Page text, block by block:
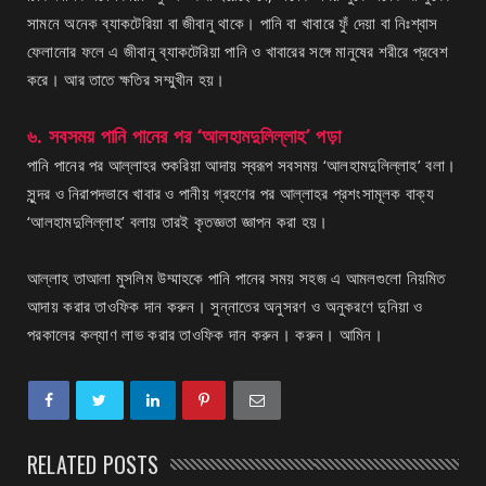
সামনে অনেক ব্যাকটেরিয়া বা জীবানু থাকে। পানি বা খাবারে ফুঁ দেয়া বা নিঃশ্বাস
ফেলানোর ফলে এ জীবানু ব্যাকটেরিয়া পানি ও খাবারের সঙ্গে মানুষের শরীরে প্রবেশ
করে। আর তাতে ক্ষতির সম্মুখীন হয়।
৬. সবসময় পানি পানের পর ‘আলহামদুলিল্লাহ’ পড়া
পানি পানের পর আল্লাহর শুকরিয়া আদায় স্বরূপ সবসময় ‘আলহামদুলিল্লাহ’ বলা।
সুন্দর ও নিরাপদভাবে খাবার ও পানীয় গ্রহণের পর আল্লাহর প্রশংসামূলক বাক্য
‘আলহামদুলিল্লাহ’ বলায় তারই কৃতজ্ঞতা জ্ঞাপন করা হয়।
আল্লাহ তাআলা মুসলিম উম্মাহকে পানি পানের সময় সহজ এ আমলগুলো নিয়মিত
আদায় করার তাওফিক দান করুন। সুন্নাতের অনুসরণ ও অনুকরণে দুনিয়া ও
পরকালের কল্যাণ লাভ করার তাওফিক দান করুন। করুন। আমিন।
RELATED POSTS